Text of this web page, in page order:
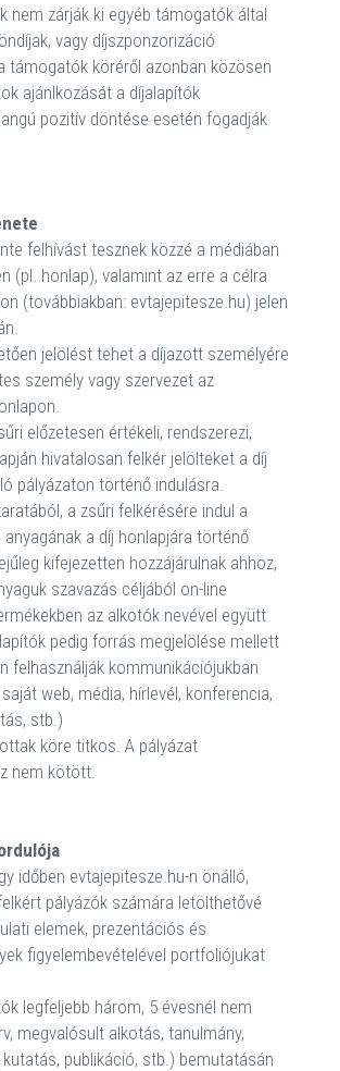
nem zárják ki egyéb támogatók által
vagy díjszponzorizáció
támogatók köréről azonban közösen
ajánlkozását a díjalapítók
pozitív döntése esetén fogadják
felhívást tesznek közzé a médiában
(pl. honlap), valamint az erre a célra
(továbbiakban: evtajepitesze.hu) jelen
jelölést tehet a díjazott személyére
személy vagy szervezet az
előzetesen értékeli, rendszerezi,
hivatalosan felkér jelölteket a díj
pályázaton történő indulásra.
a zsűri felkérésére indul a
a díj honlapjára történő
kifejezetten hozzájárulnak ahhoz,
szavazás céljából on-line
az alkotók nevével együtt
pedig forrás megjelölése mellett
felhasználják kommunikációjukban
web, média, hírlevél, konferencia,
stb.)
köre titkos. A pályázat
nem kötött.
időben evtajepitesze.hu-n önálló,
pályázók számára letölthetővé
elemek, prezentációs és
figyelembevételével portfoliójukat
legfeljebb három, 5 évesnél nem
megvalósult alkotás, tanulmány,
publikáció, stb.) bemutatásán